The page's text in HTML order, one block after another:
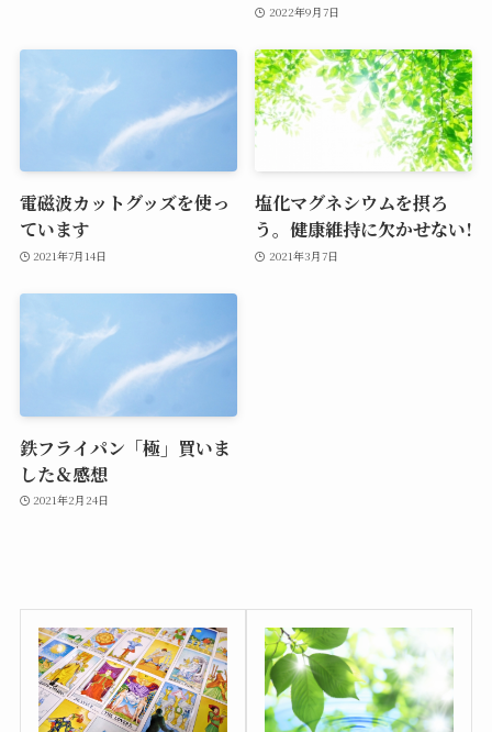
2022年9月7日
電磁波カットグッズを使っ
ています
2021年7月14日
塩化マグネシウムを摂ろ
う。健康維持に欠かせない!
2021年3月7日
鉄フライパン「極」買いま
した＆感想
2021年2月24日